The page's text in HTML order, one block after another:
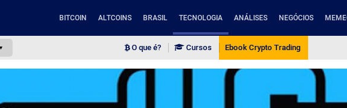
BITCOIN ALTCOINS BRASIL TECNOLOGIA ANÁLISES NEGÓCIOS
O que é? Cursos Ebook Crypto Trading